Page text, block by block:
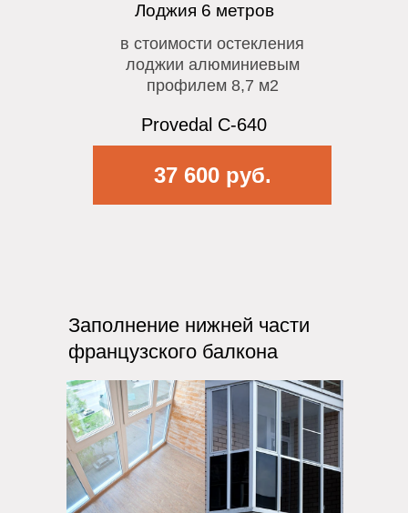
Лоджия 6 метров
в стоимости остекления
лоджии алюминиевым
профилем 8,7 м2
Provedal C-640
37 600 руб.
Заполнение нижней части
французского балкона